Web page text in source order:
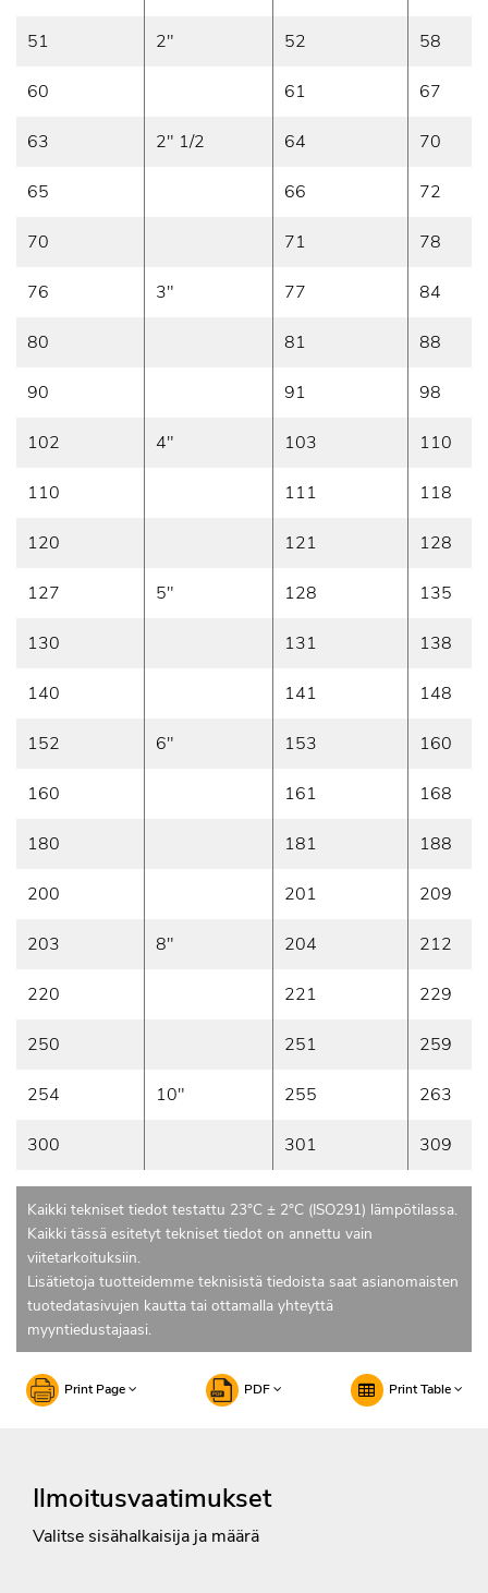
51 2" 52 58
60 61 67
63 2" 1/2 64 70
65 66 72
70 71 78
76 3" 77 84
80 81 88
90 91 98
102 4" 103 110
110 111 118
120 121 128
127 5" 128 135
130 131 138
140 141 148
152 6" 153 160
160 161 168
180 181 188
200 201 209
203 8" 204 212
220 221 229
250 251 259
254 10" 255 263
300 301 309
Kaikki tekniset tiedot testattu 23°C ± 2°C (ISO291) lämpötilassa.
Kaikki tässä esitetyt tekniset tiedot on annettu vain
viitetarkoituksiin.
Lisätietoja tuotteidemme teknisistä tiedoista saat asianomaisten
tuotedatasivujen kautta tai ottamalla yhteyttä
myyntiedustajaasi.
Print Page PDF Print Table
Ilmoitusvaatimukset
Valitse sisähalkaisija ja määrä